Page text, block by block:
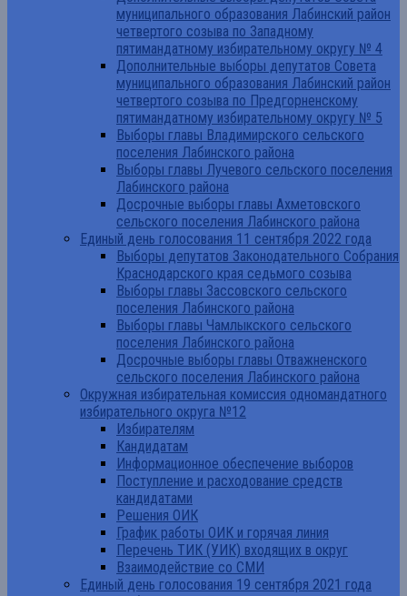
муниципального образования Лабинский район
четвертого созыва по Западному
пятимандатному избирательному округу № 4
Дополнительные выборы депутатов Совета
муниципального образования Лабинский район
четвертого созыва по Предгорненскому
пятимандатному избирательному округу № 5
Выборы главы Владимирского сельского
поселения Лабинского района
Выборы главы Лучевого сельского поселения
Лабинского района
Досрочные выборы главы Ахметовского
сельского поселения Лабинского района
Единый день голосования 11 сентября 2022 года
Выборы депутатов Законодательного Собрания
Краснодарского края седьмого созыва
Выборы главы Зассовского сельского
поселения Лабинского района
Выборы главы Чамлыкского сельского
поселения Лабинского района
Досрочные выборы главы Отважненского
сельского поселения Лабинского района
Окружная избирательная комиссия одномандатного
избирательного округа №12
Избирателям
Кандидатам
Информационное обеспечение выборов
Поступление и расходование средств
кандидатами
Решения ОИК
График работы ОИК и горячая линия
Перечень ТИК (УИК) входящих в округ
Взаимодействие со СМИ
Единый день голосования 19 сентября 2021 года